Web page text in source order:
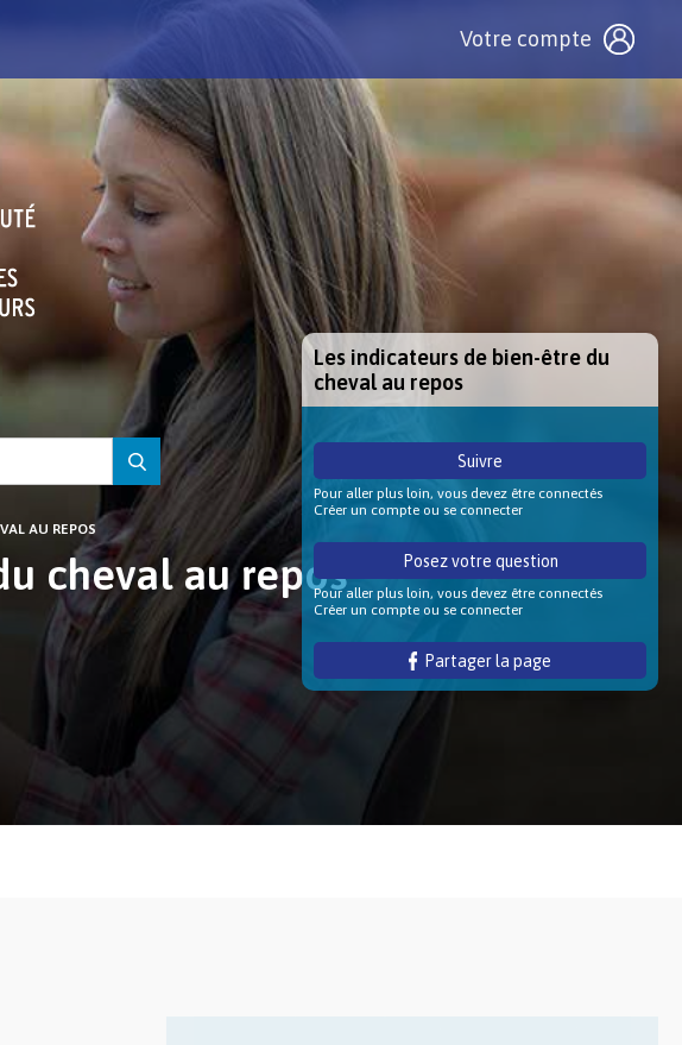
Votre compte
AU REPOS
cheval au repos
Les indicateurs de bien-être du
cheval au repos
Suivre
Pour aller plus loin, vous devez être connectés
Créer un compte ou se connecter
Posez votre question
Pour aller plus loin, vous devez être connectés
Créer un compte ou se connecter
Partager la page